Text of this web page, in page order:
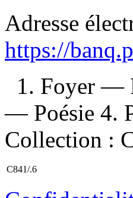
Adresse
https://
1. Foyer —
— Poésie 4.
Collection :
C841/.6